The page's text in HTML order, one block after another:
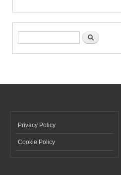
Form di ricerca Cerca
Privacy Policy
Cookie Policy